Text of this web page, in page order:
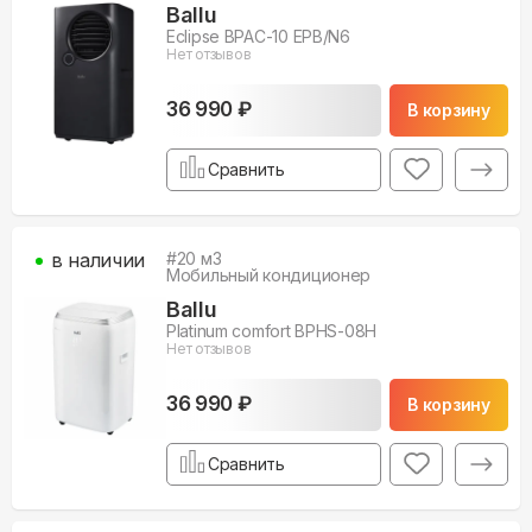
Ballu
Eclipse BPAC-10 EPB/N6
Нет отзывов
36 990 ₽ В корзину
Сравнить
#20 м3
Мобильный кондиционер
Ballu
Platinum сomfort BPHS-08H
Нет отзывов
36 990 ₽ В корзину
в наличии
Сравнить